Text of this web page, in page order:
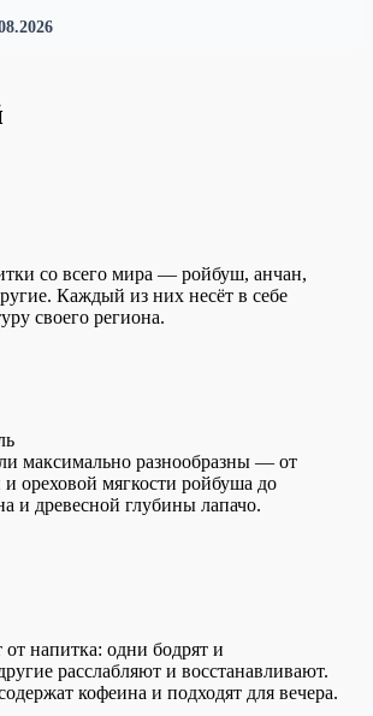
и потенциал открываются постепенно, награждая
опытом. Примите вызов и откройте для себя
Ямато Сидзуока, который заслуживает быть
со всего мира — ройбуш, анчан,
Каждый из них несёт в себе
своего региона.
максимально разнообразны — от
ореховой мягкости ройбуша до
и древесной глубины лапачо.
от напитка: одни бодрят и
расслабляют и восстанавливают.
кофеина и подходят для вечера.